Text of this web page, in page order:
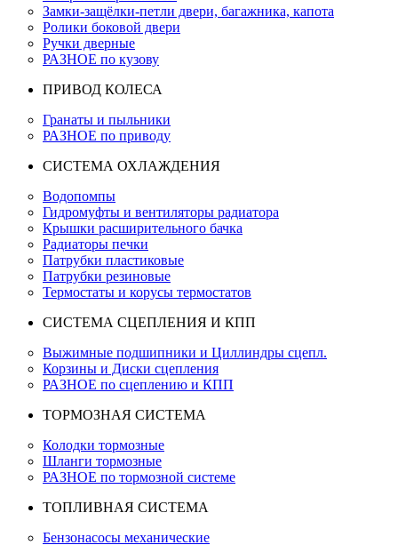
Замки-защёлки-петли двери, багажника, капота
Ролики боковой двери
Ручки дверные
РАЗНОЕ по кузову
ПРИВОД КОЛЕСА
Гранаты и пыльники
РАЗНОЕ по приводу
СИСТЕМА ОХЛАЖДЕНИЯ
Водопомпы
Гидромуфты и вентиляторы радиатора
Крышки расширительного бачка
Радиаторы печки
Патрубки пластиковые
Патрубки резиновые
Термостаты и корусы термостатов
СИСТЕМА СЦЕПЛЕНИЯ И КПП
Выжимные подшипники и Циллиндры сцепл.
Корзины и Диски сцепления
РАЗНОЕ по сцеплению и КПП
ТОРМОЗНАЯ СИСТЕМА
Колодки тормозные
Шланги тормозные
РАЗНОЕ по тормозной системе
ТОПЛИВНАЯ СИСТЕМА
Бензонасосы механические